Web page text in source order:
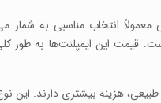
انتخاب مناسبی به شمار
این ایمپلنت‌ها به طور
طبیعی، هزینه بیشتری دارند. این